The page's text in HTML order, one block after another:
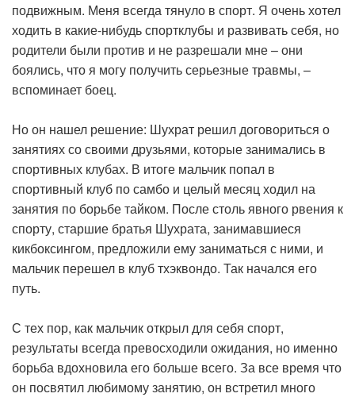
подвижным. Меня всегда тянуло в спорт. Я очень хотел
ходить в какие-нибудь спортклубы и развивать себя, но
родители были против и не разрешали мне – они
боялись, что я могу получить серьезные травмы, –
вспоминает боец.
Но он нашел решение: Шухрат решил договориться о
занятиях со своими друзьями, которые занимались в
спортивных клубах. В итоге мальчик попал в
спортивный клуб по самбо и целый месяц ходил на
занятия по борьбе тайком. После столь явного рвения к
спорту, старшие братья Шухрата, занимавшиеся
кикбоксингом, предложили ему заниматься с ними, и
мальчик перешел в клуб тхэквондо. Так начался его
путь.
С тех пор, как мальчик открыл для себя спорт,
результаты всегда превосходили ожидания, но именно
борьба вдохновила его больше всего. За все время что
он посвятил любимому занятию, он встретил много